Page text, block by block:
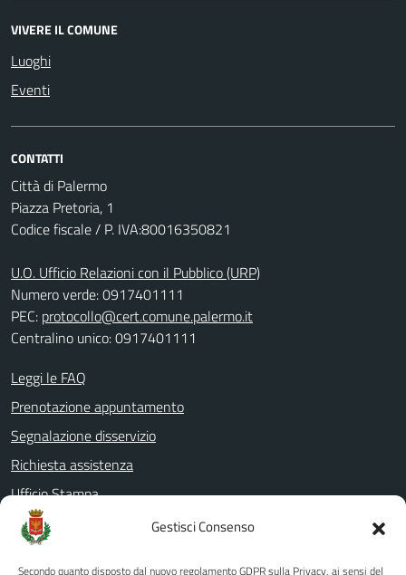
Gestisci Consenso
Secondo quanto disposto dal nuovo regolamento GDPR sulla Privacy, ai sensi del
VIVERE IL COMUNE
Luoghi
Eventi
CONTATTI
Città di Palermo
Piazza Pretoria, 1
Codice fiscale / P. IVA:80016350821
U.O. Ufficio Relazioni con il Pubblico (URP)
Numero verde: 0917401111
PEC: protocollo@cert.comune.palermo.it
Centralino unico: 0917401111
Leggi le FAQ
Prenotazione appuntamento
Segnalazione disservizio
Richiesta assistenza
Ufficio Stampa
Amministrazione Trasparente
Albo pretorio